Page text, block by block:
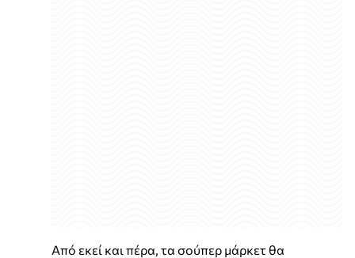
Από εκεί και πέρα, τα σούπερ μάρκετ θα